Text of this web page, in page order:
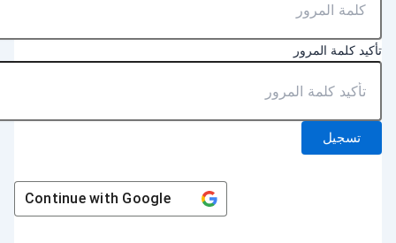
كلمة المرور
تسجيل
Continue withGoogle